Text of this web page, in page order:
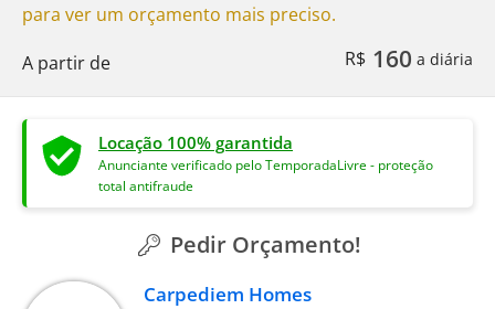
para ver um orçamento mais preciso.
A partir de
R$ 160 a diária
Locação 100% garantida
Anunciante verificado pelo TemporadaLivre - proteção
total antifraude
Pedir Orçamento!
Carpediem Homes